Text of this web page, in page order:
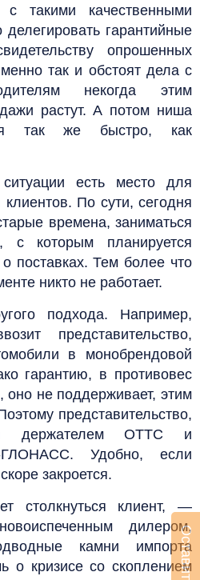
такими качественными
гарантийные
опрошенных
так и обстоят дела с
некогда этим
растут. А потом ниша
так же быстро, как
есть место для
По сути, сегодня
времена, заниматься
с которым планируется
поставках. Тем более что
никто не работает.
подхода. Например,
представительство,
в монобрендовой
гарантию, в противовес
не поддерживает, этим
представительство,
держателем ОТТС и
Удобно, если
закроется.
столкнуться клиент, —
дилером,
камни импорта
о кризисе со скоплением